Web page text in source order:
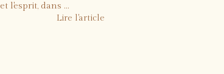
l'esprit, dans ...
Lire l'article